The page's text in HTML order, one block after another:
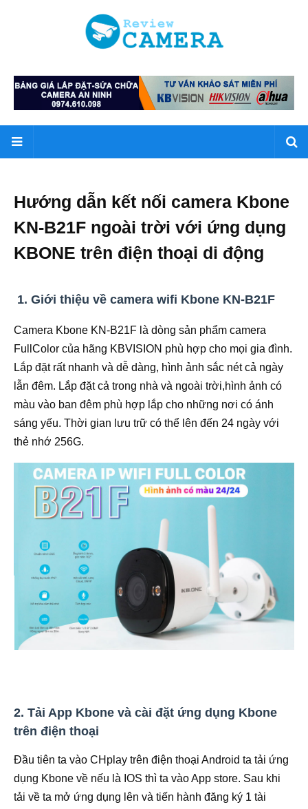
Hướng dẫn kết nối camera Kbone
KN-B21F ngoài trời với ứng dụng
KBONE trên điện thoại di động
1. Giới thiệu về camera wifi Kbone KN-B21F
Camera Kbone KN-B21F là dòng sản phẩm camera
FullColor của hãng KBVISION phù hợp cho mọi gia đình.
Lắp đặt rất nhanh và dễ dàng, hình ảnh sắc nét cả ngày
lẫn đêm. Lắp đặt cả trong nhà và ngoài trời,hình ảnh có
màu vào ban đêm phù hợp lắp cho những nơi có ánh
sáng yếu. Thời gian lưu trữ có thể lên đến 24 ngày với
thẻ nhớ 256G.
2. Tải App Kbone và cài đặt ứng dụng Kbone
trên điện thoại
Đầu tiên ta vào CHplay trên điện thoại Android ta tải ứng
dụng Kbone về nếu là IOS thì ta vào App store. Sau khi
tải về ta mở ứng dụng lên và tiến hành đăng ký 1 tài